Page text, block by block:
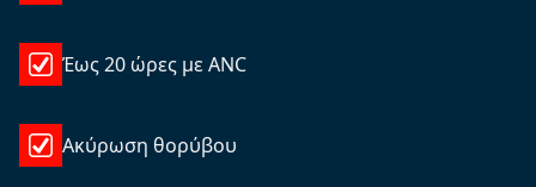
Έως 20 ώρες με ANC
Ακύρωση θορύβου